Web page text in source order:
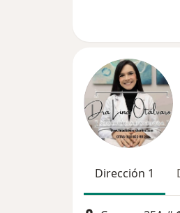
Dirección 1